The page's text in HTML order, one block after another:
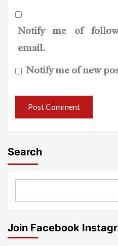
Notify me of
email.
Notify me of new
Search
Join Facebook